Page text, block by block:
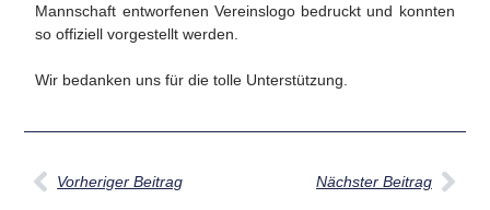
Mannschaft entworfenen Vereinslogo bedruckt und konnten
so offiziell vorgestellt werden.
Wir bedanken uns für die tolle Unterstützung.
Vorheriger Beitrag Nächster Beitrag